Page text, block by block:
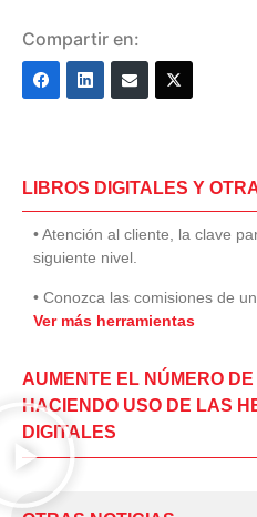
Compartir en:
LIBROS DIGITALES Y
• Atención al cliente, la clave
siguiente nivel.
• Conozca las comisiones de
Ver más herramientas
AUMENTE EL NÚMERO
HACIENDO USO DE LAS
DIGITALES